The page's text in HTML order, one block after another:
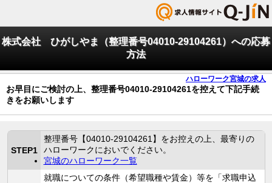
株式会社 ひがしやま（整理番号04010-29104261）への応募
方法
ハローワーク宮城の求人
お早目にご検討の上、整理番号04010-29104261を控えて下記手続
きをお願いします
STEP1
整理番号【04010-29104261】をお控えの上、最寄りの
ハローワークにおいでください。
宮城のハローワーク一覧
就職についての条件（希望職種や賃金）等を「求職申込